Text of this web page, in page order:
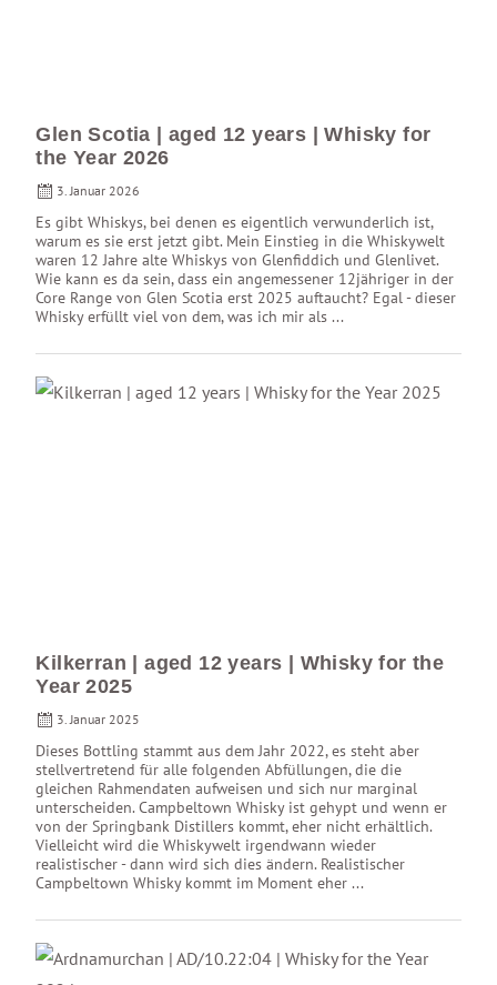
Glen Scotia | aged 12 years | Whisky for
the Year 2026
3. Januar 2026
Es gibt Whiskys, bei denen es eigentlich verwunderlich ist,
warum es sie erst jetzt gibt. Mein Einstieg in die Whiskywelt
waren 12 Jahre alte Whiskys von Glenfiddich und Glenlivet.
Wie kann es da sein, dass ein angemessener 12jähriger in der
Core Range von Glen Scotia erst 2025 auftaucht? Egal - dieser
Whisky erfüllt viel von dem, was ich mir als ...
Kilkerran | aged 12 years | Whisky for the
Year 2025
3. Januar 2025
Dieses Bottling stammt aus dem Jahr 2022, es steht aber
stellvertretend für alle folgenden Abfüllungen, die die
gleichen Rahmendaten aufweisen und sich nur marginal
unterscheiden. Campbeltown Whisky ist gehypt und wenn er
von der Springbank Distillers kommt, eher nicht erhältlich.
Vielleicht wird die Whiskywelt irgendwann wieder
realistischer - dann wird sich dies ändern. Realistischer
Campbeltown Whisky kommt im Moment eher ...